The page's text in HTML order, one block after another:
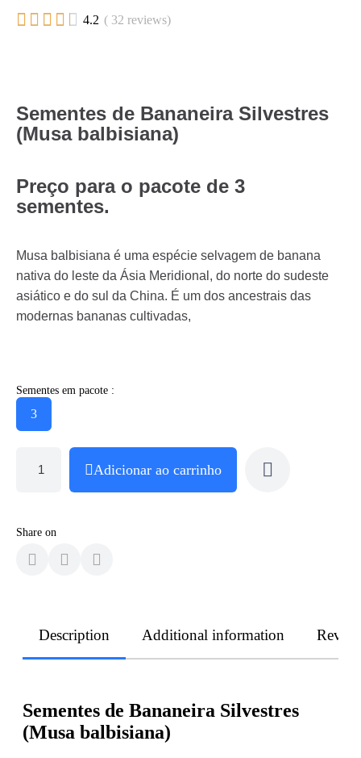
     4.2 ( 32 reviews)
Sementes de Bananeira Silvestres
(Musa balbisiana)
Preço para o pacote de 3
sementes.
Musa balbisiana é uma espécie selvagem de banana
nativa do leste da Ásia Meridional, do norte do sudeste
asiático e do sul da China. É um dos ancestrais das
modernas bananas cultivadas,
Sementes em pacote :
3
Adicionar ao carrinho
Share on
Description Additional information
Sementes de Bananeira Silvestres
(Musa balbisiana)